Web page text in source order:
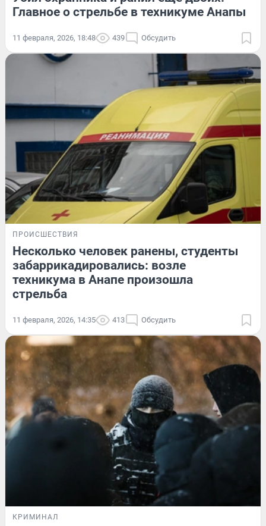
Главное о стрельбе в техникуме Анапы
11 февраля, 2026, 18:48 439 Обсудить
ПРОИСШЕСТВИЯ
Несколько человек ранены, студенты
забаррикадировались: возле
техникума в Анапе произошла
стрельба
11 февраля, 2026, 14:35 413 Обсудить
КРИМИНАЛ